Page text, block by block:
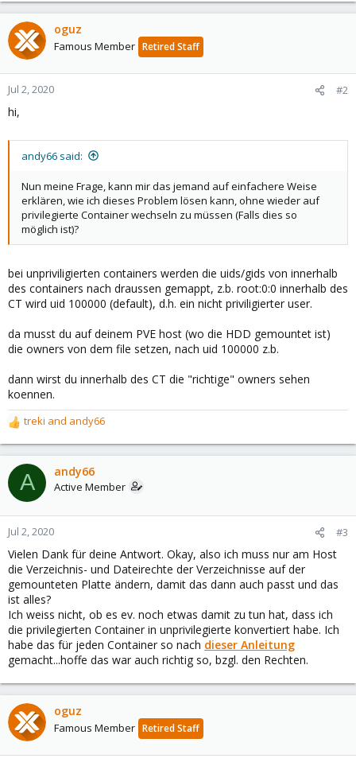
oguz
Famous Member Retired Staff
Jul 2, 2020 #2
hi,
andy66 said:
Nun meine Frage, kann mir das jemand auf einfachere Weise
erklären, wie ich dieses Problem lösen kann, ohne wieder auf
privilegierte Container wechseln zu müssen (Falls dies so
möglich ist)?
bei unpriviligierten containers werden die uids/gids von innerhalb
des containers nach draussen gemappt, z.b. root:0:0 innerhalb des
CT wird uid 100000 (default), d.h. ein nicht priviligierter user.
da musst du auf deinem PVE host (wo die HDD gemountet ist)
die owners von dem file setzen, nach uid 100000 z.b.
dann wirst du innerhalb des CT die "richtige" owners sehen
koennen.
R
e
a
c
t
o
n
s
:
treki and andy66
A andy66
Active Member
Jul 2, 2020 #3
Vielen Dank für deine Antwort. Okay, also ich muss nur am Host
die Verzeichnis- und Dateirechte der Verzeichnisse auf der
gemounteten Platte ändern, damit das dann auch passt und das
ist alles?
Ich weiss nicht, ob es ev. noch etwas damit zu tun hat, dass ich
die privilegierten Container in unprivilegierte konvertiert habe. Ich
habe das für jeden Container so nach dieser Anleitung
gemacht...hoffe das war auch richtig so, bzgl. den Rechten.
oguz
Famous Member Retired Staff